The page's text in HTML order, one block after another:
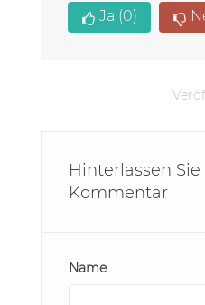
Ja (0)
Hinterlassen
Kommentar
Name